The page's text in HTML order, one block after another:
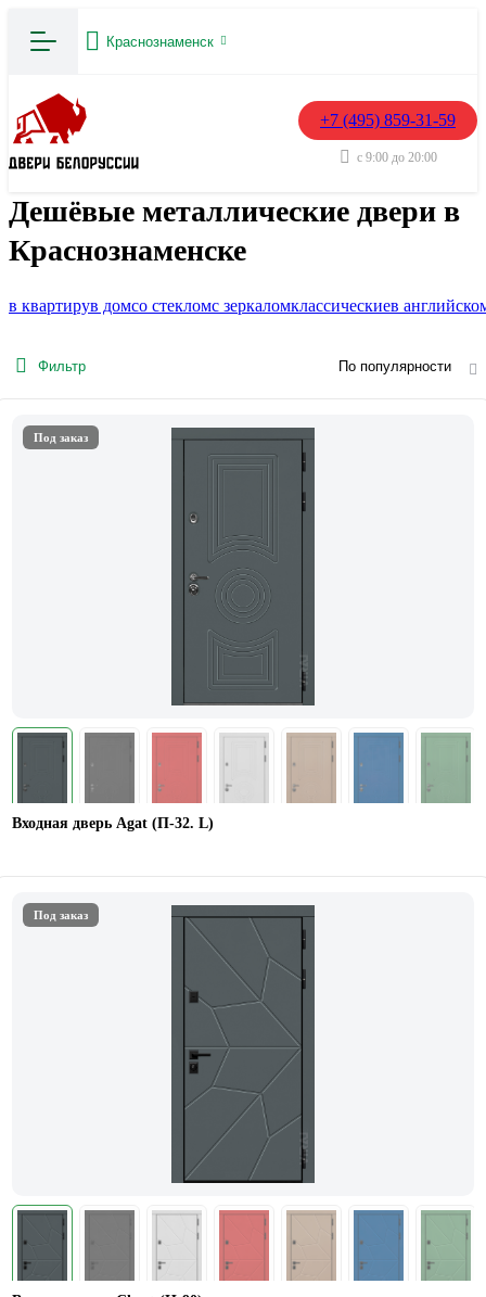
Краснознаменск
+7 (495) 859-31-59
с 9:00 до 20:00
Дешёвые металлические двери в
Краснознаменске
в квартирув домсо стекломс зеркаломклассическиев
Фильтр По популярности
Под заказ
Входная дверь Agat (П-32. L)
Под заказ